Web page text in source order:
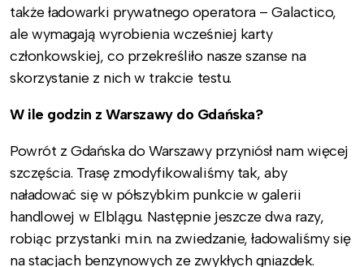
także ładowarki prywatnego operatora – Galactico,
ale wymagają wyrobienia wcześniej karty
członkowskiej, co przekreśliło nasze szanse na
skorzystanie z nich w trakcie testu.
W ile godzin z Warszawy do Gdańska?
Powrót z Gdańska do Warszawy przyniósł nam więcej
szczęścia. Trasę zmodyfikowaliśmy tak, aby
naładować się w półszybkim punkcie w galerii
handlowej w Elblągu. Następnie jeszcze dwa razy,
robiąc przystanki m.in. na zwiedzanie, ładowaliśmy się
na stacjach benzynowych ze zwykłych gniazdek.